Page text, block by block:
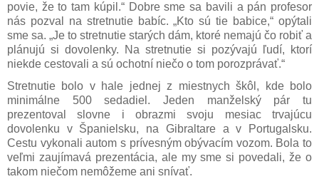
povie, že to tam kúpil.“ Dobre sme sa bavili a pán profesor
nás pozval na stretnutie babíc. „Kto sú tie babice,“ opýtali
sme sa. „Je to stretnutie starých dám, ktoré nemajú čo robiť a
plánujú si dovolenky. Na stretnutie si pozývajú ľudí, ktorí
niekde cestovali a sú ochotní niečo o tom porozprávať.“
Stretnutie bolo v hale jednej z miestnych škôl, kde bolo
minimálne 500 sedadiel. Jeden manželský pár tu
prezentoval slovne i obrazmi svoju mesiac trvajúcu
dovolenku v Španielsku, na Gibraltare a v Portugalsku.
Cestu vykonali autom s prívesným obývacím vozom. Bola to
veľmi zaujímavá prezentácia, ale my sme si povedali, že o
takom niečom nemôžeme ani snívať.